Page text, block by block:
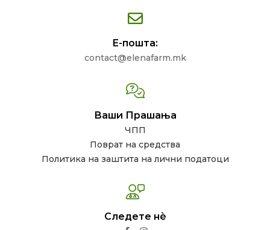
Е-пошта:
contact@elenafarm.mk
Ваши Прашања
ЧПП
Поврат на средства
Политика на заштита на лични податоци
Следете нѐ